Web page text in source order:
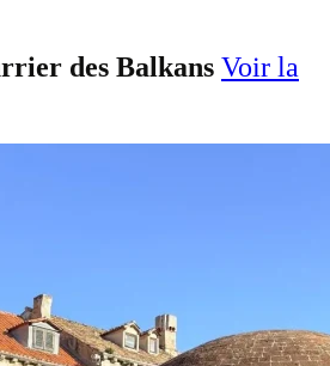
des Balkans Voir la